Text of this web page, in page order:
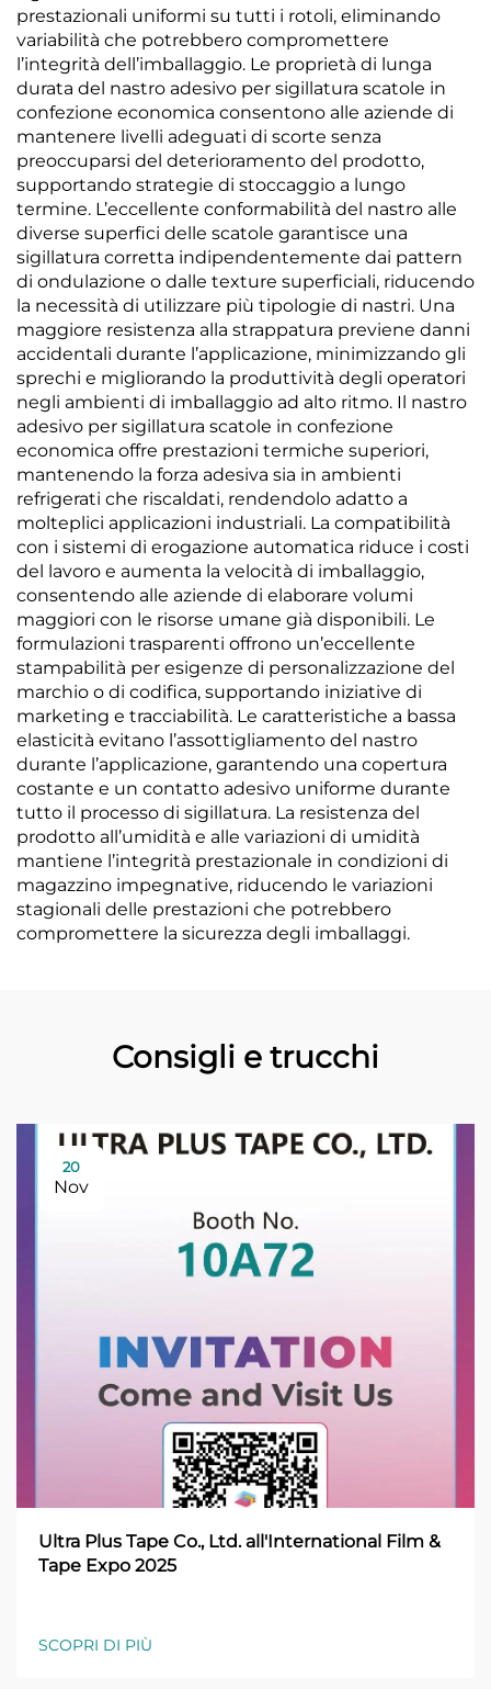
prestazionali uniformi su tutti i rotoli, eliminando
variabilità che potrebbero compromettere
l’integrità dell’imballaggio. Le proprietà di lunga
durata del nastro adesivo per sigillatura scatole in
confezione economica consentono alle aziende di
mantenere livelli adeguati di scorte senza
preoccuparsi del deterioramento del prodotto,
supportando strategie di stoccaggio a lungo
termine. L’eccellente conformabilità del nastro alle
diverse superfici delle scatole garantisce una
sigillatura corretta indipendentemente dai pattern
di ondulazione o dalle texture superficiali, riducendo
la necessità di utilizzare più tipologie di nastri. Una
maggiore resistenza alla strappatura previene danni
accidentali durante l’applicazione, minimizzando gli
sprechi e migliorando la produttività degli operatori
negli ambienti di imballaggio ad alto ritmo. Il nastro
adesivo per sigillatura scatole in confezione
economica offre prestazioni termiche superiori,
mantenendo la forza adesiva sia in ambienti
refrigerati che riscaldati, rendendolo adatto a
molteplici applicazioni industriali. La compatibilità
con i sistemi di erogazione automatica riduce i costi
del lavoro e aumenta la velocità di imballaggio,
consentendo alle aziende di elaborare volumi
maggiori con le risorse umane già disponibili. Le
formulazioni trasparenti offrono un’eccellente
stampabilità per esigenze di personalizzazione del
marchio o di codifica, supportando iniziative di
marketing e tracciabilità. Le caratteristiche a bassa
elasticità evitano l’assottigliamento del nastro
durante l’applicazione, garantendo una copertura
costante e un contatto adesivo uniforme durante
tutto il processo di sigillatura. La resistenza del
prodotto all’umidità e alle variazioni di umidità
mantiene l’integrità prestazionale in condizioni di
magazzino impegnative, riducendo le variazioni
stagionali delle prestazioni che potrebbero
compromettere la sicurezza degli imballaggi.
Consigli e trucchi
20
Nov
Ultra Plus Tape Co., Ltd. all'International Film &
Tape Expo 2025
SCOPRI DI PIÙ